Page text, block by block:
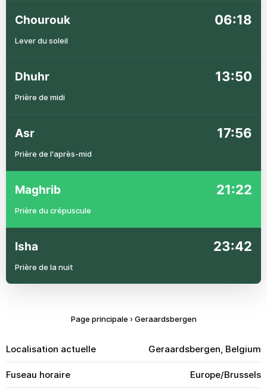
Chourouk 06:18
Lever du soleil
Dhuhr 13:50
Prière de midi
Asr 17:56
Prière de l'après-mid
Maghrib 21:22
Prière du crépuscule
Isha 23:42
Prière de la nuit
Page principale › Geraardsbergen
Localisation actuelle Geraardsbergen, Belgium
Fuseau horaire Europe/Brussels